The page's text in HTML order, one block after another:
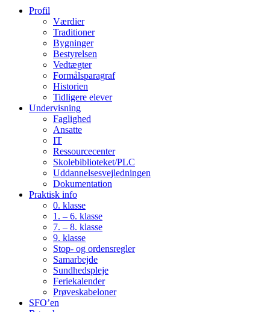
Profil
Værdier
Traditioner
Bygninger
Bestyrelsen
Vedtægter
Formålsparagraf
Historien
Tidligere elever
Undervisning
Faglighed
Ansatte
IT
Ressourcecenter
Skolebiblioteket/PLC
Uddannelsesvejledningen
Dokumentation
Praktisk info
0. klasse
1. – 6. klasse
7. – 8. klasse
9. klasse
Stop- og ordensregler
Samarbejde
Sundhedspleje
Feriekalender
Prøveskabeloner
SFO’en